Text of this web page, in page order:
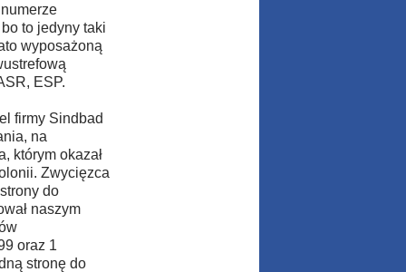
to jedyny taki
wyposażoną
ESP.
firmy Sindbad
na
którym okazał
Zwycięzca
do
naszym
oraz 1
stronę do